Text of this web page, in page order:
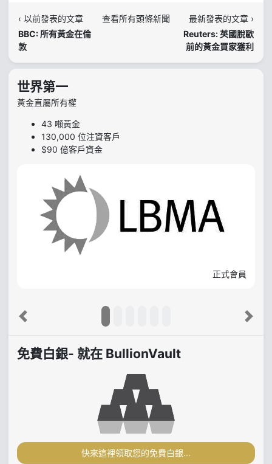
‹ 以前發表的文章
BBC: 所有黃金在倫
敦
查看所有頭條新聞
最新發表的文章 ›
Reuters: 英國脫歐
前的黃金買家獲利
世界第一
黃金直屬所有權
43 噸黃金
130,000 位注資客戶
$90 億客戶資金
正式會員
Previous Next
免費白銀- 就在 BullionVault
快來這裡領取您的免費白銀...